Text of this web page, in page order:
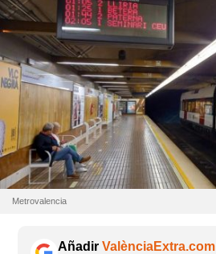
Metrovalencia
Añadir ValènciaExtra.com